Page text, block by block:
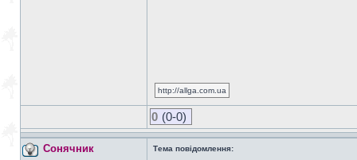
http://allga.com.ua
0 (0-0)
Сонячник Тема повідомлення: